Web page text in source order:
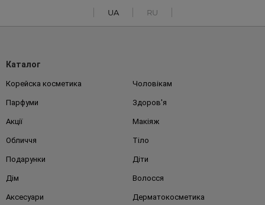
UA RU
Каталог
Корейска косметика Чоловікам
Парфуми Здоров'я
Акції Макіяж
Обличчя Тіло
Подарунки Діти
Дім Волосся
Аксесуари Дерматокосметика